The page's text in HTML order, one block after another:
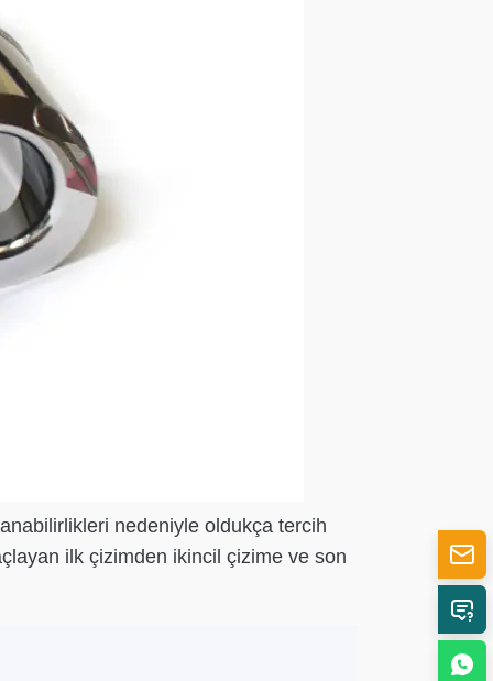
nedeniyle oldukça tercih
ilk çizimden ikincil çizime ve son